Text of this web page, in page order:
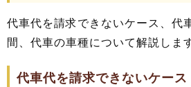
代車代を請求できないケース、代
間、代車の車種について解説します
代車代を請求できないケース